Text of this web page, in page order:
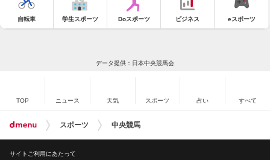
自転車 学生スポーツ Doスポーツ ビジネス eスポーツ
データ提供：日本中央競馬会
TOP ニュース 天気 スポーツ 占い すべて
スポーツ 中央競馬
サイトご利用にあたって